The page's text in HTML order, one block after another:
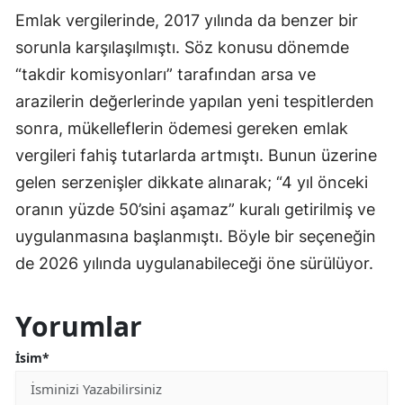
Emlak vergilerinde, 2017 yılında da benzer bir
sorunla karşılaşılmıştı. Söz konusu dönemde
“takdir komisyonları” tarafından arsa ve
arazilerin değerlerinde yapılan yeni tespitlerden
sonra, mükelleflerin ödemesi gereken emlak
vergileri fahiş tutarlarda artmıştı. Bunun üzerine
gelen serzenişler dikkate alınarak; “4 yıl önceki
oranın yüzde 50’sini aşamaz” kuralı getirilmiş ve
uygulanmasına başlanmıştı. Böyle bir seçeneğin
de 2026 yılında uygulanabileceği öne sürülüyor.
Yorumlar
İsim*